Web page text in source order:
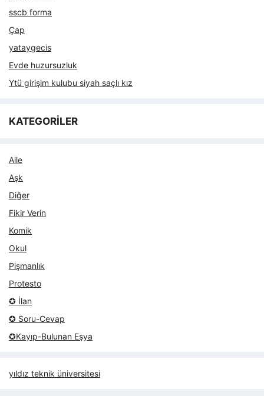
sscb forma
Çap
yataygecis
Evde huzursuzluk
Ytü girişim kulubu siyah saçlı kız
KATEGORİLER
Aile
Aşk
Diğer
Fikir Verin
Komik
Okul
Pişmanlık
Protesto
✪ İlan
✪ Soru-Cevap
✪Kayıp-Bulunan Eşya
yıldız teknik üniversitesi